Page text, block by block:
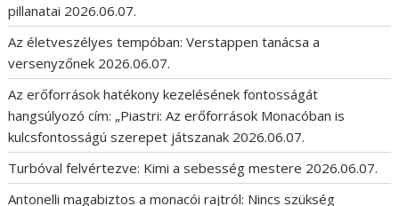
pillanatai 2026.06.07.
Az életveszélyes tempóban: Verstappen tanácsa a
versenyzőnek 2026.06.07.
Az erőforrások hatékony kezelésének fontosságát
hangsúlyozó cím: „Piastri: Az erőforrások Monacóban is
kulcsfontosságú szerepet játszanak 2026.06.07.
Turbóval felvértezve: Kimi a sebesség mestere 2026.06.07.
Antonelli magabiztos a monacói rajtról: Nincs szükség